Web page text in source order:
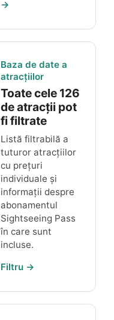
→
Baza de date a
atracțiilor
Toate cele 126
de atracții pot
fi filtrate
Listă filtrabilă a
tuturor atracțiilor
cu prețuri
individuale și
informații despre
abonamentul
Sightseeing Pass
în care sunt
incluse.
Filtru →